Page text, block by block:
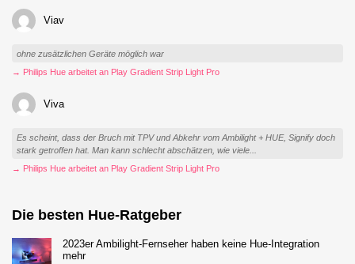
Viav
ohne zusätzlichen Geräte möglich war
→ Philips Hue arbeitet an Play Gradient Strip Light Pro
Viva
Es scheint, dass der Bruch mit TPV und Abkehr vom Ambilight + HUE, Signify doch
stark getroffen hat. Man kann schlecht abschätzen, wie viele...
→ Philips Hue arbeitet an Play Gradient Strip Light Pro
Die besten Hue-Ratgeber
2023er Ambilight-Fernseher haben keine Hue-Integration
mehr